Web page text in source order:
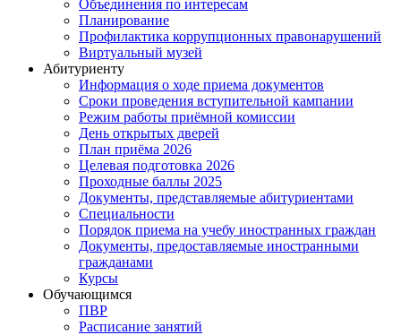
Объединения по интересам
Планирование
Профилактика коррупционных правонарушений
Виртуальный музей
Абитуриенту
Информация о ходе приема документов
Сроки проведения вступительной кампании
Режим работы приёмной комиссии
День открытых дверей
План приёма 2026
Целевая подготовка 2026
Проходные баллы 2025
Документы, представляемые абитуриентами
Специальности
Порядок приема на учебу иностранных граждан
Документы, предоставляемые иностранными
гражданами
Курсы
Обучающимся
ПВР
Расписание занятий